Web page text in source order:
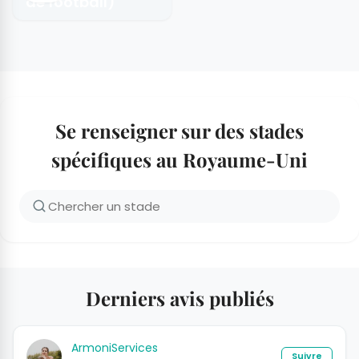
Se renseigner sur des stades
spécifiques au Royaume-Uni
Derniers avis publiés
ArmoniServices
Suivre